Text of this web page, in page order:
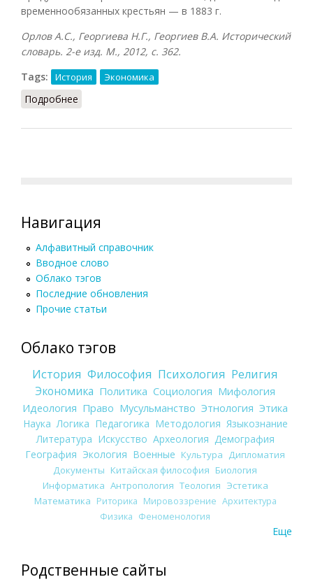
временнообязанных крестьян — в 1883 г.
Орлов А.С., Георгиева Н.Г., Георгиев В.А. Исторический
словарь. 2-е изд. М., 2012, с. 362.
Tags:
История Экономика
Подробнее
Навигация
Алфавитный справочник
Вводное слово
Облако тэгов
Последние обновления
Прочие статьи
Облако тэгов
История Философия Психология Религия
Экономика Политика Социология Мифология
Идеология Право Мусульманство Этнология Этика
Наука Логика Педагогика Методология Языкознание
Литература Искусство Археология Демография
География Экология Военные Культура
Дипломатия
Документы Китайская философия Биология
Информатика Антропология Теология Эстетика
Математика Риторика Мировоззрение Архитектура
Физика Феноменология
Еще
Родственные сайты